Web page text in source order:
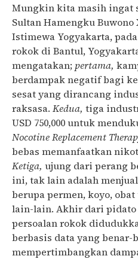
Mungkin kita masih ingat
Sultan Hamengku Buwono
Istimewa Yogyakarta,
rokok di Bantul,
mengatakan; pertama,
berdampak negatif bagi
sesat yang dirancang
raksasa. Kedua, tiga
USD 750,000 untuk
Nocotine Replacement
bebas memanfaatkan
Ketiga, ujung dari perang
ini, tak lain adalah
berupa permen, koyo,
lain-lain. Akhir dari
persoalan rokok
berbasis data yang benar-
mempertimbangkan